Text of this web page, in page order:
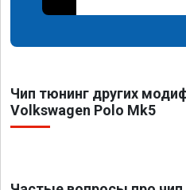
Чип тюнинг других
Volkswagen Polo Mk5